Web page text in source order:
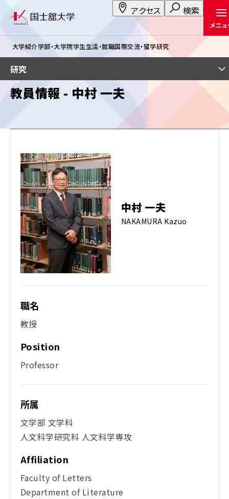
アクセス 検索
メニュ
大学紹介学部・大学院学生生活・就職国際交流・留学研究
教員情報 - 中村 一夫
中村 一夫
NAKAMURA Kazuo
職名
教授
Position
Professor
所属
文学部 文学科
人文科学研究科 人文科学専攻
Affiliation
Faculty of Letters
Department of Literature
研究